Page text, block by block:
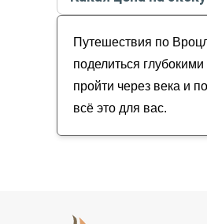
По следам тайн и
ВроцLOVE: узнать
Алеся
Марина
Путешествия по
поделиться
пройти через века и
всё это для вас.